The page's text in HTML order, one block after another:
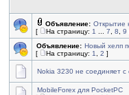
Объявление: Открытие
[
На страницу: 1 7 8 9
Объявление: Новый хелп
[
На страницу: 1 2 ]
Nokia 3230 не соединяет с
MobileForex для PocketPC